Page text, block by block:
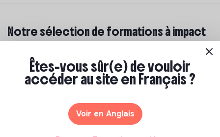
Notre sélection de formations à impact
commencer ? Pas de panique, on te propose une
sélection de formations aux métiers de la transition
écologique et solidaire !
Êtes-vous sûr(e) de vouloir
accéder au site en Français ?
Voir en Anglais